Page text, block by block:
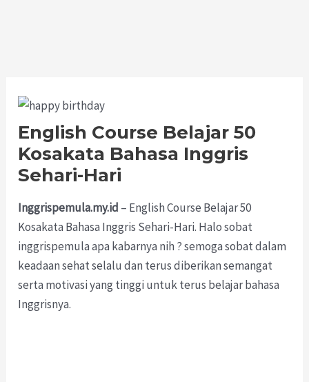
English Course Belajar 50
Kosakata Bahasa Inggris
Sehari-Hari
Inggrispemula.my.id – English Course Belajar 50
Kosakata Bahasa Inggris Sehari-Hari. Halo sobat
inggrispemula apa kabarnya nih ? semoga sobat dalam
keadaan sehat selalu dan terus diberikan semangat
serta motivasi yang tinggi untuk terus belajar bahasa
Inggrisnya.